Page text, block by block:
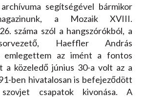
segítségével bármikor
a Mozaik XVIII.
száma szól a hangszórókból, a
Haeffler András
emlegettem az imént a fontos
a közeledő június 30-a volt az a
ben hivatalosan is befejeződött
csapatok kivonása. A